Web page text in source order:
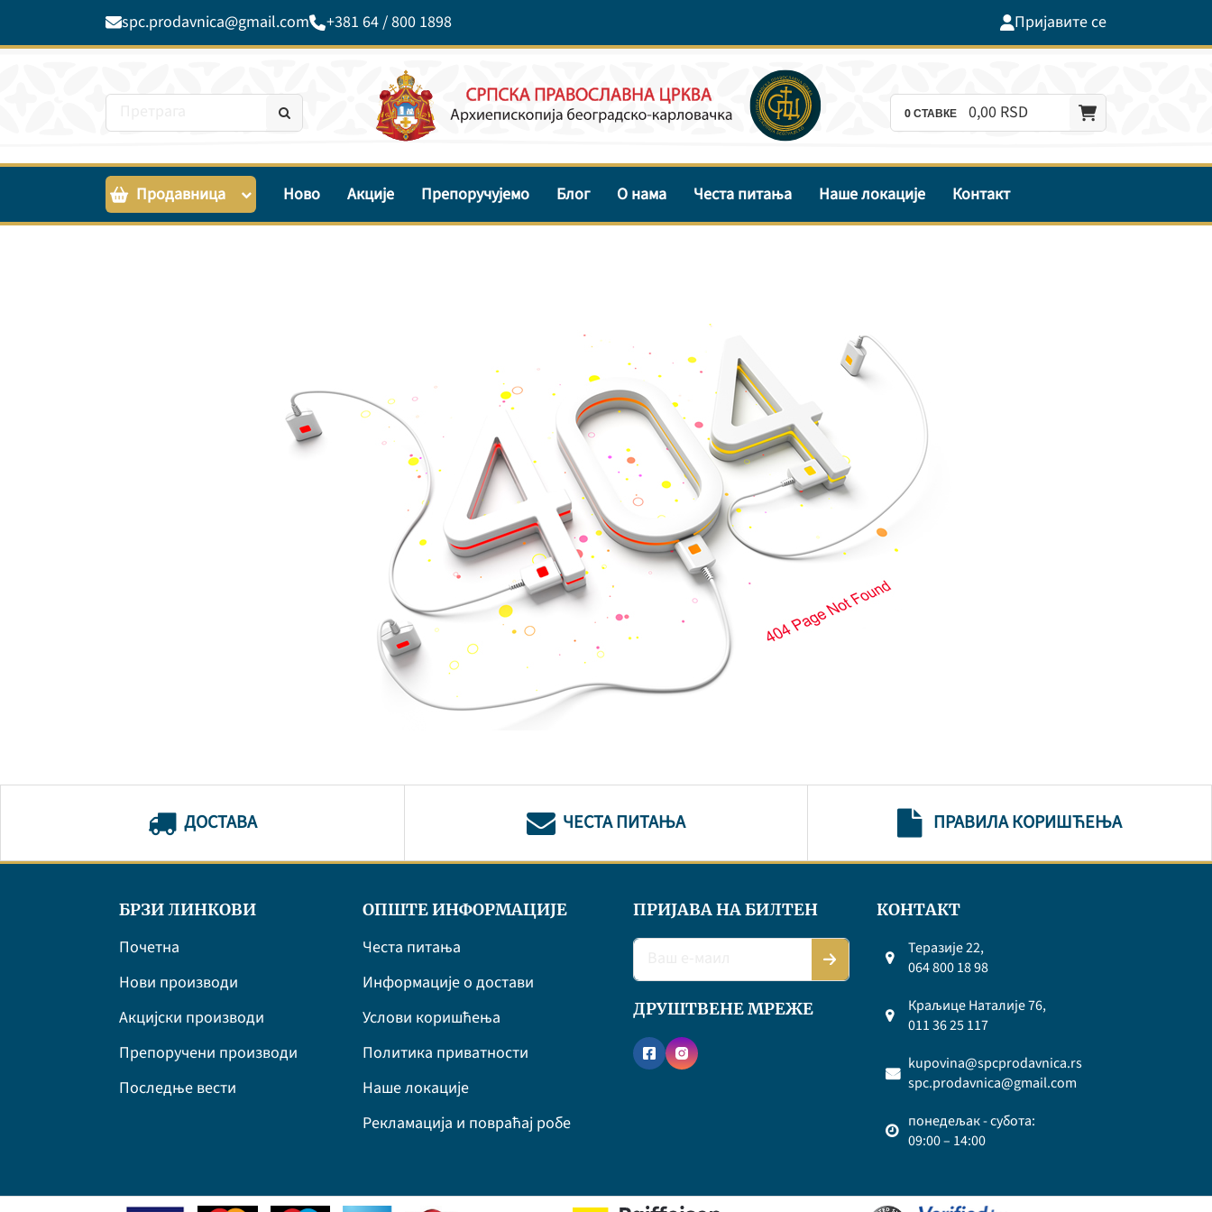
spc.prodavnica@gmail.com +381 64 / 800 1898 Пријавите се
0СТАВКЕ 0,00 RSD
Продавница Ново Акције Препоручујемо Блог О нама Честа питања Наше локације Контакт
ДОСТАВА ЧЕСТА ПИТАЊА ПРАВИЛА КОРИШЋЕЊА
БРЗИ ЛИНКОВИ
Почетна
Нови производи
Акцијски производи
Препоручени производи
Последње вести
ОПШТЕ ИНФОРМАЦИЈЕ
Честа питања
Информације о достави
Услови коришћења
Политика приватности
Наше локације
Рекламација и повраћај робе
ПРИЈАВА НА БИЛТЕН
ДРУШТВЕНЕ МРЕЖЕ
КОНТАКТ
Теразије 22,
064 800 18 98
Краљице Наталије 76,
011 36 25 117
kupovina@spcprodavnica.rs
spc.prodavnica@gmail.com
понедељак - субота:
09:00 – 14:00